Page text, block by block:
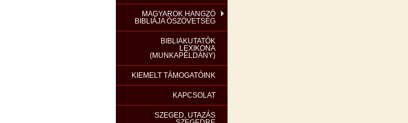
MAGYAROK HANGZÓ
BIBLIÁJA ÓSZÖVETSÉG
BIBLIAKUTATÓK
LEXIKONA
(MUNKAPÉLDÁNY)
KIEMELT TÁMOGATÓINK
KAPCSOLAT
SZEGED, UTAZÁS